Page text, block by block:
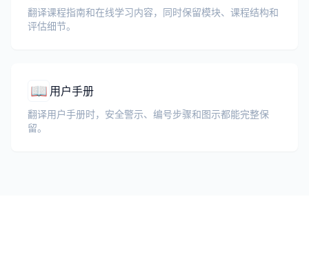
翻译课程指南和在线学习内容，同时保留模块、课程结构和
评估细节。
📖 用户手册
翻译用户手册时，安全警示、编号步骤和图示都能完整保
留。